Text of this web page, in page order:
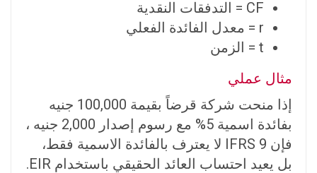
CF = التدفقات النقدية
r = معدل الفائدة الفعلي
t = الزمن
مثال عملي
إذا منحت شركة قرضاً بقيمة 100,000 جنيه
بفائدة اسمية 5% مع رسوم إصدار 2,000 جنيه ،
فإن IFRS 9 لا يعترف بالفائدة الاسمية فقط،
بل يعيد احتساب العائد الحقيقي باستخدام EIR.